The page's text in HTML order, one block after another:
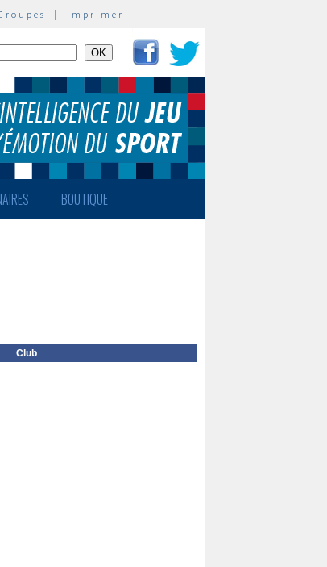
| Imprimer
BOUTIQUE
Club